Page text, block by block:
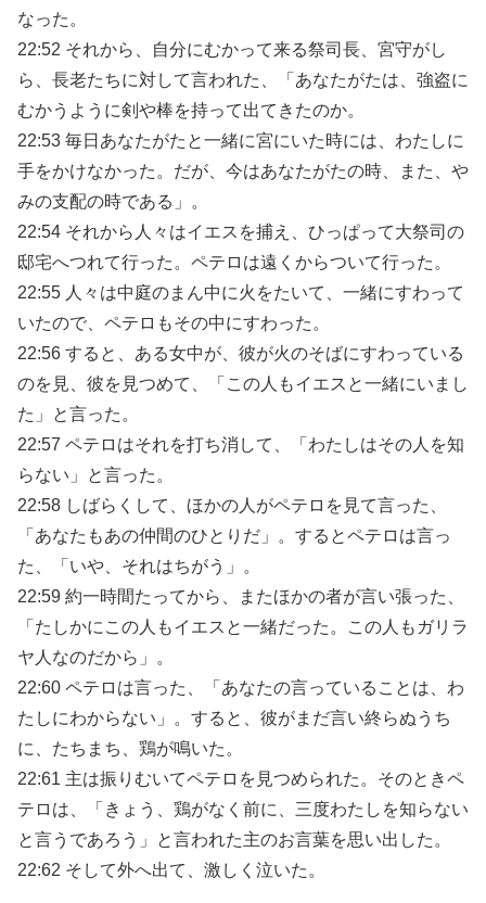
なった。
22:52 それから、自分にむかって来る祭司長、宮守がし
ら、長老たちに対して言われた、「あなたがたは、強盗に
むかうように剣や棒を持って出てきたのか。
22:53 毎日あなたがたと一緒に宮にいた時には、わたしに
手をかけなかった。だが、今はあなたがたの時、また、や
みの支配の時である」。
22:54 それから人々はイエスを捕え、ひっぱって大祭司の
邸宅へつれて行った。ペテロは遠くからついて行った。
22:55 人々は中庭のまん中に火をたいて、一緒にすわって
いたので、ペテロもその中にすわった。
22:56 すると、ある女中が、彼が火のそばにすわっている
のを見、彼を見つめて、「この人もイエスと一緒にいまし
た」と言った。
22:57 ペテロはそれを打ち消して、「わたしはその人を知
らない」と言った。
22:58 しばらくして、ほかの人がペテロを見て言った、
「あなたもあの仲間のひとりだ」。するとペテロは言っ
た、「いや、それはちがう」。
22:59 約一時間たってから、またほかの者が言い張った、
「たしかにこの人もイエスと一緒だった。この人もガリラ
ヤ人なのだから」。
22:60 ペテロは言った、「あなたの言っていることは、わ
たしにわからない」。すると、彼がまだ言い終らぬうち
に、たちまち、鶏が鳴いた。
22:61 主は振りむいてペテロを見つめられた。そのときペ
テロは、「きょう、鶏がなく前に、三度わたしを知らない
と言うであろう」と言われた主のお言葉を思い出した。
22:62 そして外へ出て、激しく泣いた。